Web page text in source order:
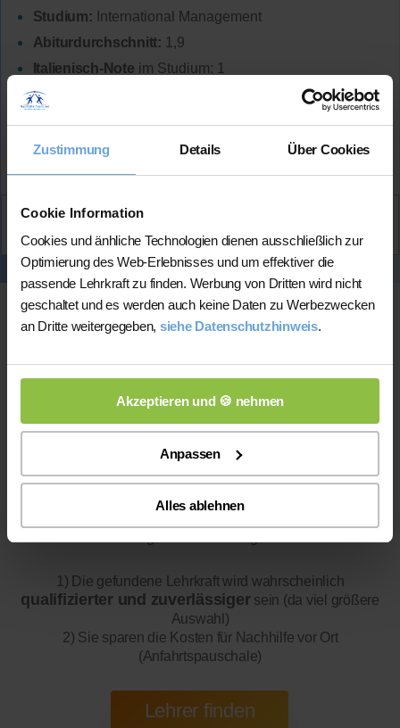
Zustimmung Details Über Cookies
Cookie Information
Cookies und änhliche Technologien dienen ausschließlich zur
Optimierung des Web-Erlebnisses und um effektiver die
passende Lehrkraft zu finden. Werbung von Dritten wird nicht
geschaltet und es werden auch keine Daten zu Werbezwecken
an Dritte weitergegeben, siehe Datenschutzhinweis.
Akzeptieren und 🍪 nehmen
Anpassen
Alles ablehnen
Studium: International Management
Abiturdurchschnitt: 1,9
Italienisch-Note im Studium: 1
Lehrerfahrung:
Keine Unterrichtserfahrung
Mehr Infos
Laura kontaktieren
Online-Unterricht
Bitte beachten Sie, dass wir fürOnline-Unterricht
1) Die gefundene Lehrkraft wird wahrscheinlich
qualifizierter und zuverlässigersein (da viel größere
Auswahl)
2) Sie sparen die Kosten für Nachhilfe vor Ort
(Anfahrtspauschale)